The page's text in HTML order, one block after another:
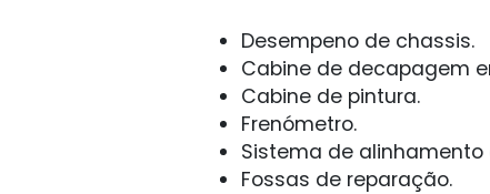
Desempeno de chassis.
Cabine de decapagem
Cabine de pintura.
Frenómetro.
Sistema de alinhamento
Fossas de reparação.